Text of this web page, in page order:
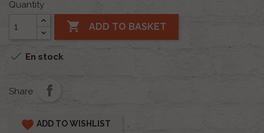
Quantity
 ADD TO BASKET
 En stock
Share
favorite ADD TO WISHLIST